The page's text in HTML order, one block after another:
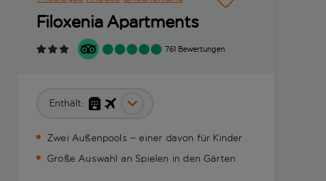
Filoxenia Apartments
761 Bewertungen
Enthält:
Zwei Außenpools – einer davon für Kinder
Große Auswahl an Spielen in den Gärten